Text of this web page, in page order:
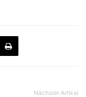
Nächster Artikel